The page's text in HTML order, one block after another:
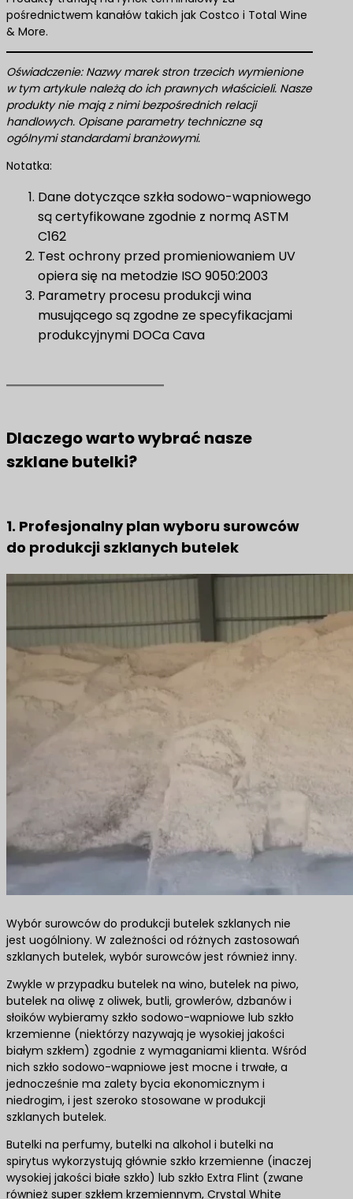
pośrednictwem kanałów takich jak Costco i Total Wine
& More.
Oświadczenie: Nazwy marek stron trzecich wymienione
w tym artykule należą do ich prawnych właścicieli. Nasze
produkty nie mają z nimi bezpośrednich relacji
handlowych. Opisane parametry techniczne są
ogólnymi standardami branżowymi.
Notatka:
Dane dotyczące szkła sodowo-wapniowego
są certyfikowane zgodnie z normą ASTM
C162
Test ochrony przed promieniowaniem UV
opiera się na metodzie ISO 9050:2003
Parametry procesu produkcji wina
musującego są zgodne ze specyfikacjami
produkcyjnymi DOCa Cava
Dlaczego warto wybrać nasze
szklane butelki?
1. Profesjonalny plan wyboru surowców
do produkcji szklanych butelek
Wybór surowców do produkcji butelek szklanych nie
jest uogólniony. W zależności od różnych zastosowań
szklanych butelek, wybór surowców jest również inny.
Zwykle w przypadku butelek na wino, butelek na piwo,
butelek na oliwę z oliwek, butli, growlerów, dzbanów i
słoików wybieramy szkło sodowo-wapniowe lub szkło
krzemienne (niektórzy nazywają je wysokiej jakości
białym szkłem) zgodnie z wymaganiami klienta. Wśród
nich szkło sodowo-wapniowe jest mocne i trwałe, a
jednocześnie ma zalety bycia ekonomicznym i
niedrogim, i jest szeroko stosowane w produkcji
szklanych butelek.
Butelki na perfumy, butelki na alkohol i butelki na
spirytus wykorzystują głównie szkło krzemienne (inaczej
wysokiej jakości białe szkło) lub szkło Extra Flint (zwane
również super szkłem krzemiennym, Crystal White